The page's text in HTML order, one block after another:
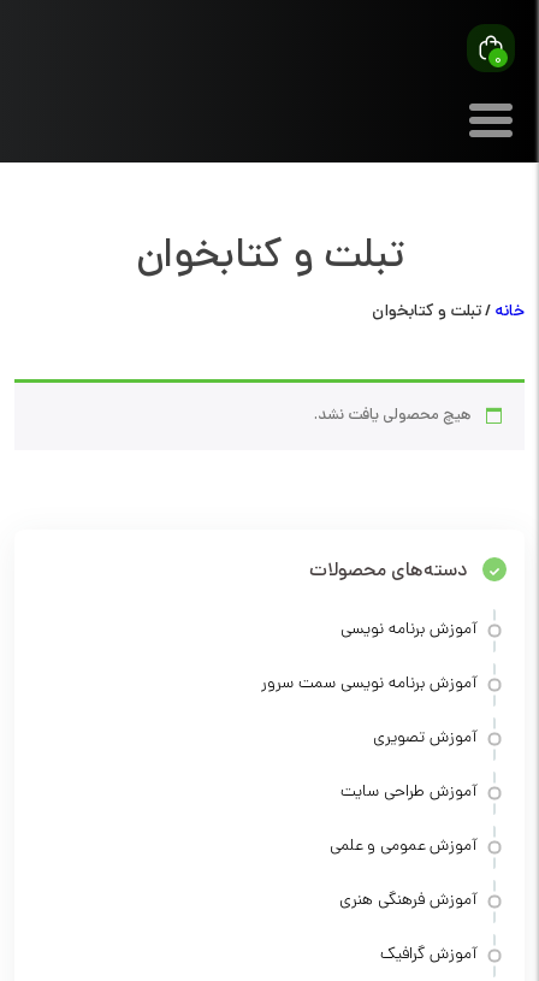
0
تبلت و کتابخوان
خانه/ تبلت و کتابخوان
هیچ محصولی یافت نشد.
دسته‌های محصولات
آموزش برنامه نویسی
آموزش برنامه نویسی سمت سرور
آموزش تصویری
آموزش طراحی سایت
آموزش عمومی و علمی
آموزش فرهنگی هنری
آموزش گرافیک